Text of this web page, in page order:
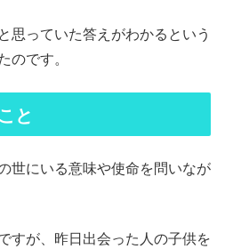
思っていた答えがわかるという
です。
と
世にいる意味や使命を問いなが
すが、昨日出会った人の子供を